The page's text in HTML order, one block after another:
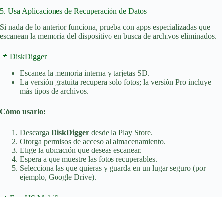
5. Usa Aplicaciones de Recuperación de Datos
Si nada de lo anterior funciona, prueba con apps especializadas que
escanean la memoria del dispositivo en busca de archivos eliminados.
📌 DiskDigger
Escanea la memoria interna y tarjetas SD.
La versión gratuita recupera solo fotos; la versión Pro incluye
más tipos de archivos.
Cómo usarlo:
Descarga DiskDigger desde la Play Store.
Otorga permisos de acceso al almacenamiento.
Elige la ubicación que deseas escanear.
Espera a que muestre las fotos recuperables.
Selecciona las que quieras y guarda en un lugar seguro (por
ejemplo, Google Drive).